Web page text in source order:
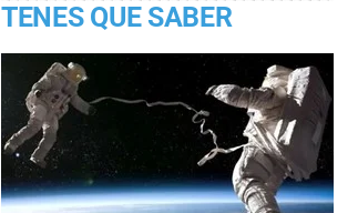
TENES QUE SABER